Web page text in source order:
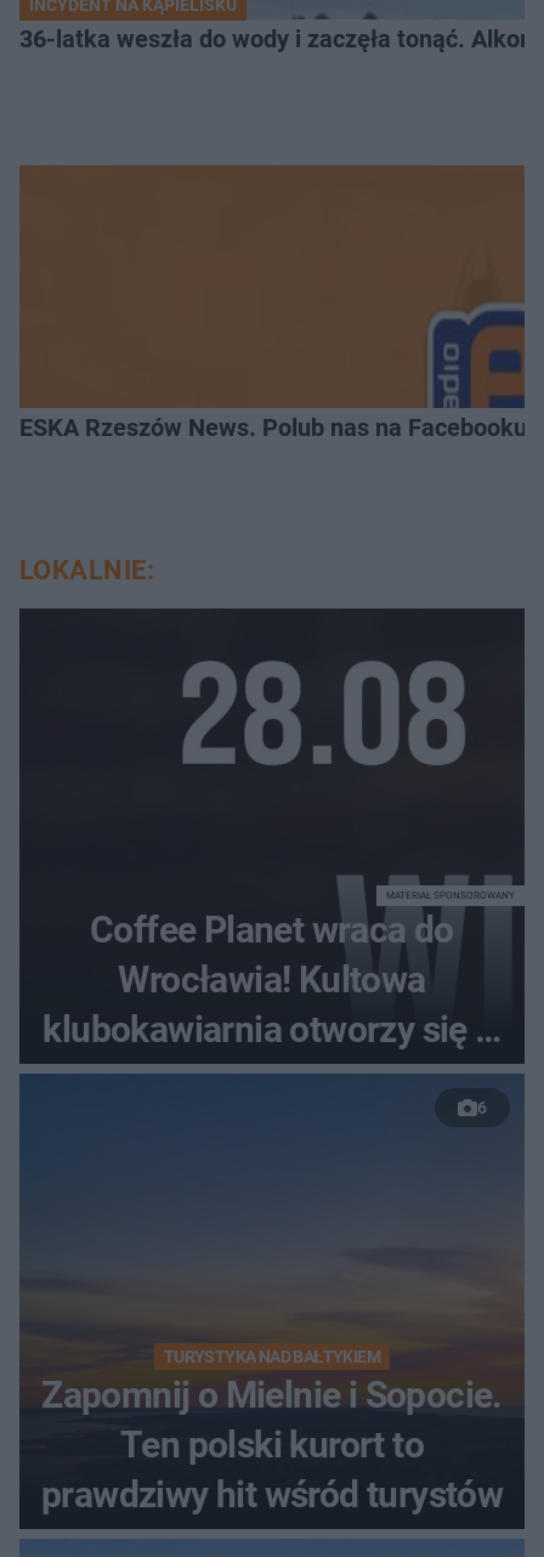
INCYDENT NA KĄPIELISKU
36-latka weszła do wody i zaczęła tonąć.
ESKA Rzeszów News. Polub nas na Facebooku!
LOKALNIE:
Coffee Planet wraca do
Wrocławia! Kultowa
klubokawiarnia otworzy się w
nowym miejscu
MATERIAŁ SPONSOROWANY
6
TURYSTYKA NAD BAŁTYKIEM
Zapomnij o Mielnie i Sopocie.
Ten polski kurort to
prawdziwy hit wśród turystów